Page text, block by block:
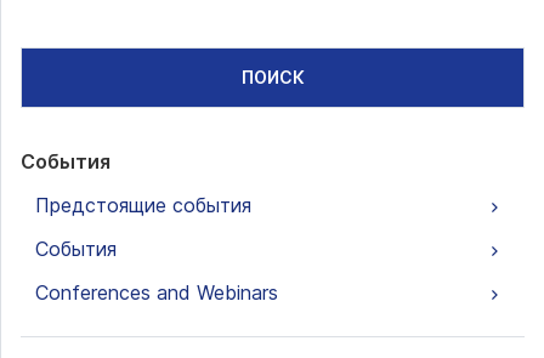
ПОИСК
События
Предстоящие события
События
Conferences and Webinars